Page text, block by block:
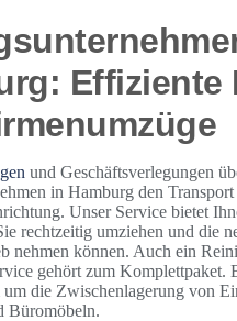
Effiziente
und Geschäftsverlegungen
in Hamburg den
Unser Service bietet
rechtzeitig umziehen und die
nehmen können. Auch ein
gehört zum Komplettpaket.
die Zwischenlagerung von
Büromöbeln.